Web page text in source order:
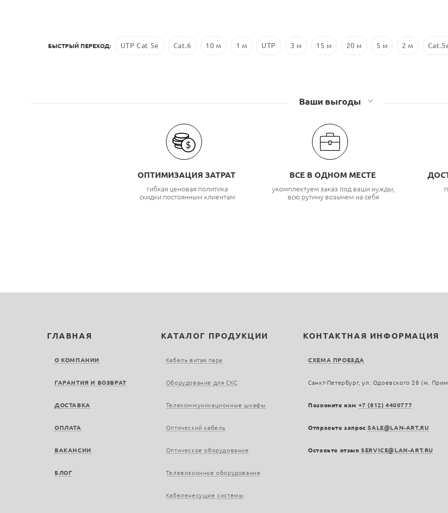
БЫСТРЫЙ ПЕРЕХОД: UTP Cat 5e Cat.6 10 м 1 м UTP 3 м 15 м 20 м 5 м 2 м
Ваши выгоды
ОПТИМИЗАЦИЯ ЗАТРАТ
гибкая ценовая политика
скидки постоянным клиентам
ВСЕ В ОДНОМ МЕСТЕ
укомплектуем заказ под ваши нужды,
всю рутину возьмем на себя
ГЛАВНАЯ
О КОМПАНИИ
ГАРАНТИЯ И ВОЗВРАТ
ДОСТАВКА
ОПЛАТА
ВАКАНСИИ
БЛОГ
КАТАЛОГ ПРОДУКЦИИ
Кабель витая пара
Оборудование для СКС
Телекоммуникационные шкафы
Оптический кабель
Оптическое оборудование
Телевизионное оборудование
Кабеленесущие системы
КОНТАКТНАЯ ИНФОРМАЦИЯ
СХЕМА ПРОЕЗДА
Санкт-Петербург, ул. Одоевского 28 (м.
Позвоните нам +7 (812) 4400777
Отправьте запросSALE@LAN-ART.RU
Оставьте отзывSERVICE@LAN-ART.RU